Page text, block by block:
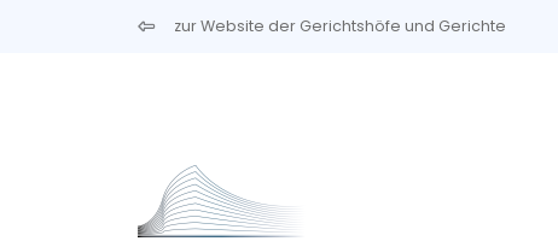
Direkt zum Inhalt zur Website der Gerichtshöfe und Gerichte